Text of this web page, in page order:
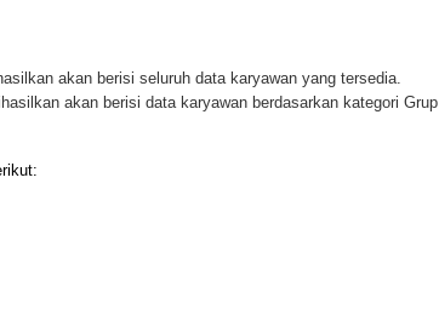
akan berisi seluruh data karyawan yang tersedia.
akan berisi data karyawan berdasarkan kategori Grup